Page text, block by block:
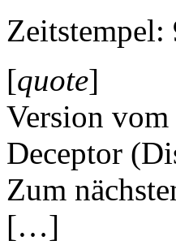
[quote]
Version
Deceptor
Zum
[…]